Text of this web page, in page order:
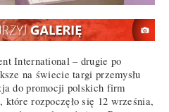
International – drugie po
na świecie targi przemysłu
do promocji polskich firm
rozpoczęło się 12 września,